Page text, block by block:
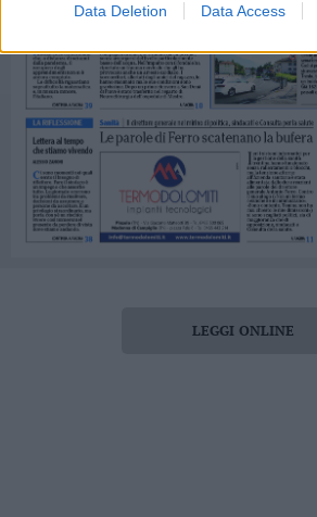
Data Deletion Data Access
LEGGI ONLINE